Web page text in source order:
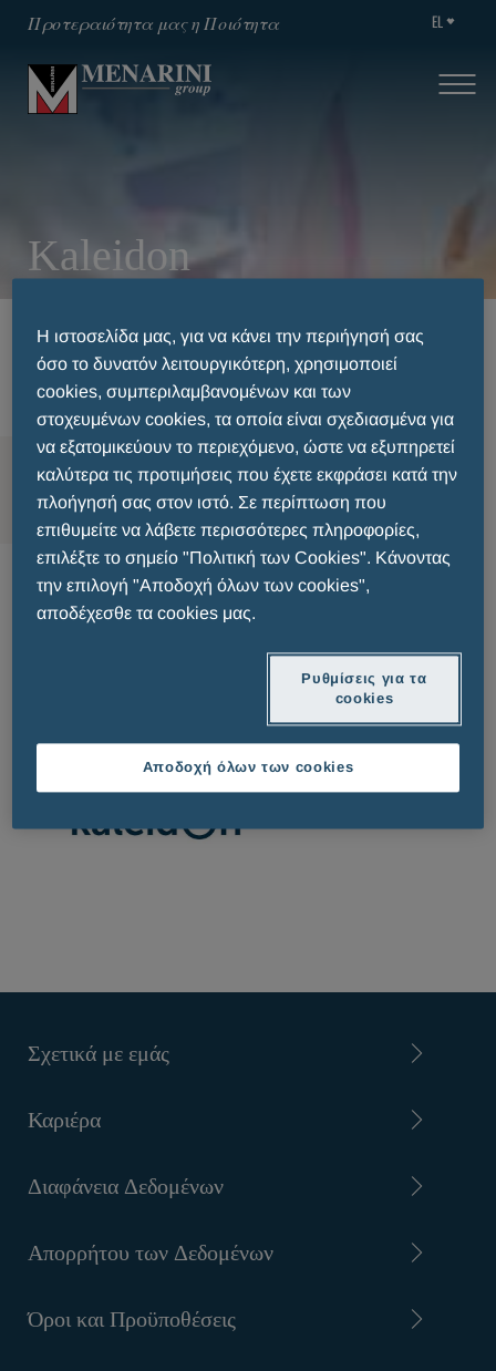
Προτεραιότητα μας η Ποιότητα EL
Kaleidon
HOME
ΘΕΡΑΠΕΥΤΙΚΈΣ ΚΑΤΗΓΟΡΊΕΣ
KALEIDON
MENU
Kaleidon
Σχετικά με εμάς
Καριέρα
Διαφάνεια Δεδομένων
Απορρήτου των Δεδομένων
Όροι και Προϋποθέσεις
Η ιστοσελίδα μας, για να κάνει την περιήγησή σας
όσο το δυνατόν λειτουργικότερη, χρησιμοποιεί
cookies, συμπεριλαμβανομένων και των
στοχευμένων cookies, τα οποία είναι σχεδιασμένα για
να εξατομικεύουν το περιεχόμενο, ώστε να εξυπηρετεί
καλύτερα τις προτιμήσεις που έχετε εκφράσει κατά την
πλοήγησή σας στον ιστό. Σε περίπτωση που
επιθυμείτε να λάβετε περισσότερες πληροφορίες,
επιλέξτε το σημείο "Πολιτική των Cookies". Κάνοντας
την επιλογή "Αποδοχή όλων των cookies",
αποδέχεσθε τα cookies μας.
Ρυθμίσεις για τα
cookies
Αποδοχή όλων των cookies